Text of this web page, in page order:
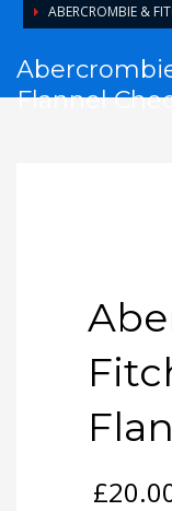
ABERCROMBIE &
Flannel
£